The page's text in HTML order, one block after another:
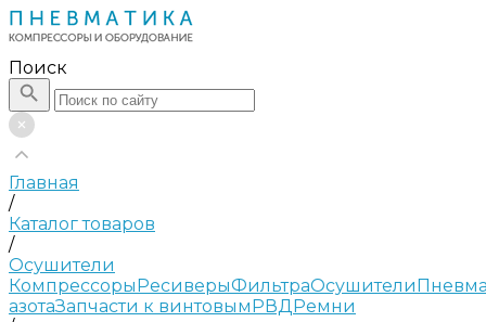
Поиск
Главная
/
Каталог товаров
/
Осушители
КомпрессорыРесиверыФильтраОсушители
азотаЗапчасти к винтовымРВДРемни